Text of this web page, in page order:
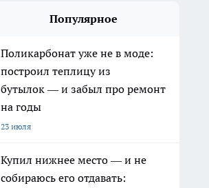
Популярное
Поликарбонат уже не в моде:
построил теплицу из
бутылок — и забыл про ремонт
на годы
23 июля
Купил нижнее место — и не
собираюсь его отдавать: